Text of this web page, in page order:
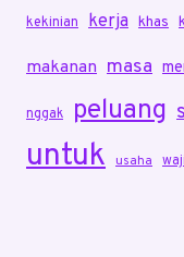
kekinian kerja khas
makanan masa
nggak peluang
untuk usaha